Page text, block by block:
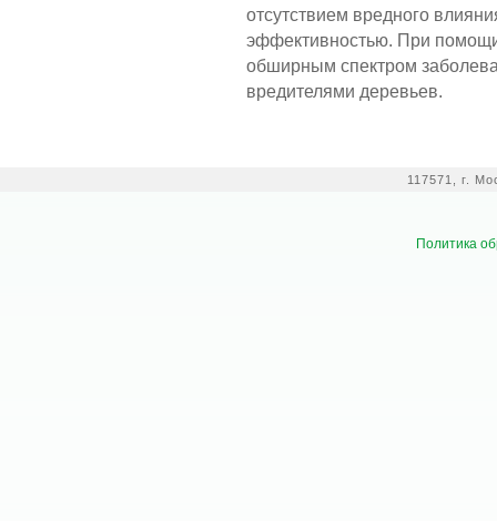
отсутствием вредного
эффективностью. При
обширным спектром
вредителями деревьев.
117571, г.
Политика